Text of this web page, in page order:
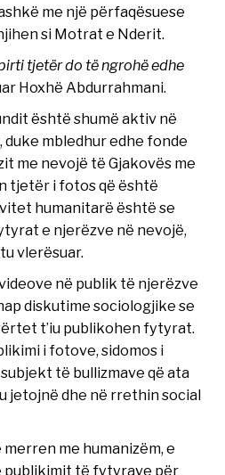
me një përfaqësuese
si Motrat e Nderit.
tjetër do të ngrohë edhe
Hoxhë Abdurrahmani.
është shumë aktiv në
mbledhur edhe fonde
me nevojë të Gjakovës me
tjetër i fotos që është
humanitarë është se
e njerëzve në nevojë,
vlerësuar.
në publik të njerëzve
diskutime sociologjike se
t’iu publikohen fytyrat.
i fotove, sidomos i
të bullizmave që ata
jetojnë dhe në rrethin social
me humanizëm, e
publikimit të fytyrave për